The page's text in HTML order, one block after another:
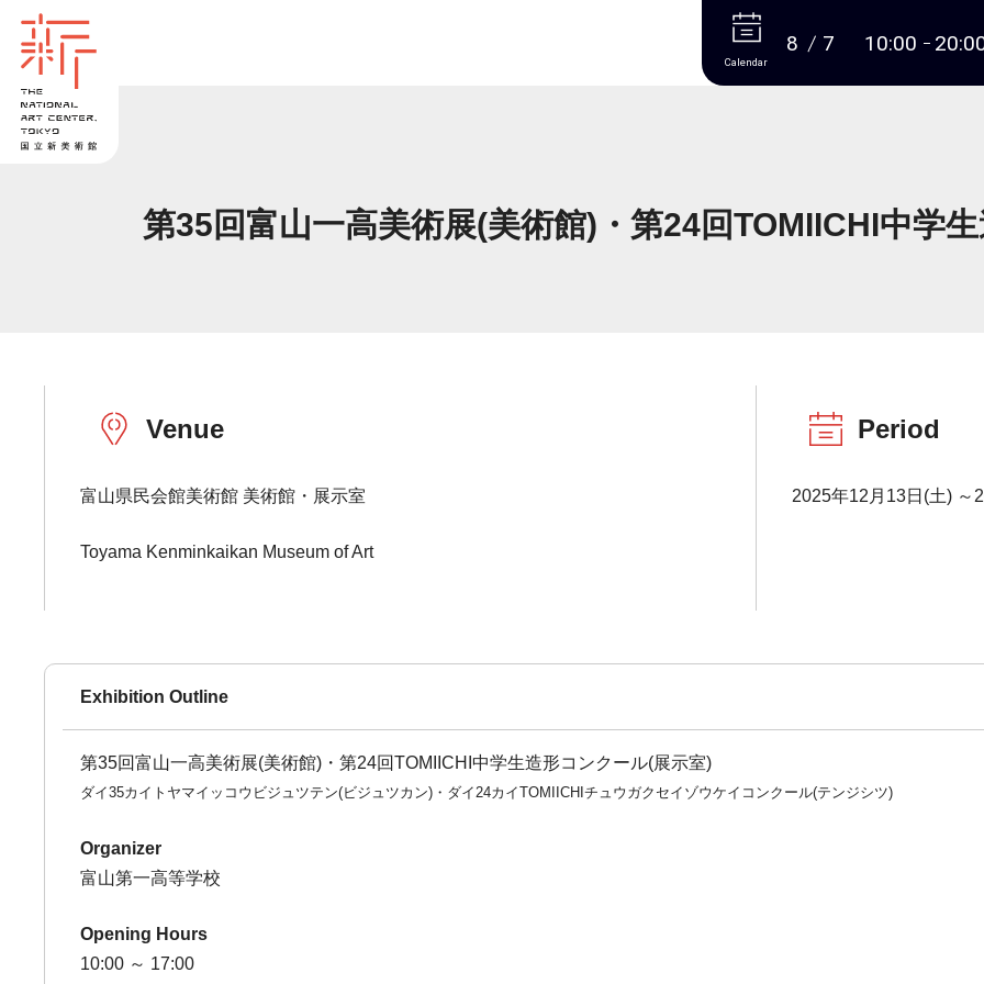
More
Calendar
8 7 10:00
第35回富山一高美術展(美術館)・第24回TOMIICHI中学
Venue
富山県民会館美術館 美術館・展示室
Toyama Kenminkaikan Museum of Art
Period
2025年12月13日(土) ～
Exhibition Outline
第35回富山一高美術展(美術館)・第24回TOMIICHI中学生造形コンクール(展示室)
ダイ35カイトヤマイッコウビジュツテン(ビジュツカン)・ダイ24カイTOMIICHIチュウガクセイゾウケイコンクール(テンジシツ)
Organizer
富山第一高等学校
Opening Hours
10:00 ～ 17:00